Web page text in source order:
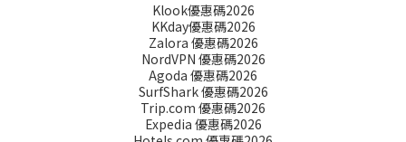
Klook優惠碼2026
KKday優惠碼2026
Zalora 優惠碼2026
NordVPN 優惠碼2026
Agoda 優惠碼2026
SurfShark 優惠碼2026
Trip.com 優惠碼2026
Expedia 優惠碼2026